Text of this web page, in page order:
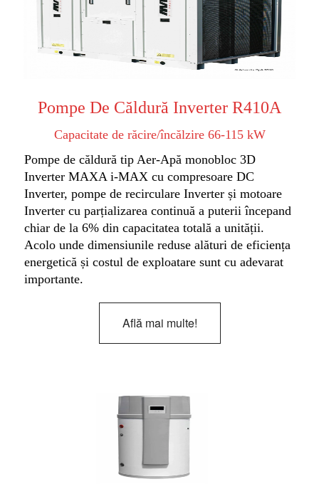
Pompe De Căldură Inverter R410A
Capacitate de răcire/încălzire 66-115 kW
Pompe de căldură tip Aer-Apă monobloc 3D
Inverter MAXA i-MAX cu compresoare DC
Inverter, pompe de recirculare Inverter și motoare
Inverter cu parțializarea continuă a puterii începand
chiar de la 6% din capacitatea totală a unității.
Acolo unde dimensiunile reduse alături de eficiența
energetică și costul de exploatare sunt cu adevarat
importante.
Află mai multe!